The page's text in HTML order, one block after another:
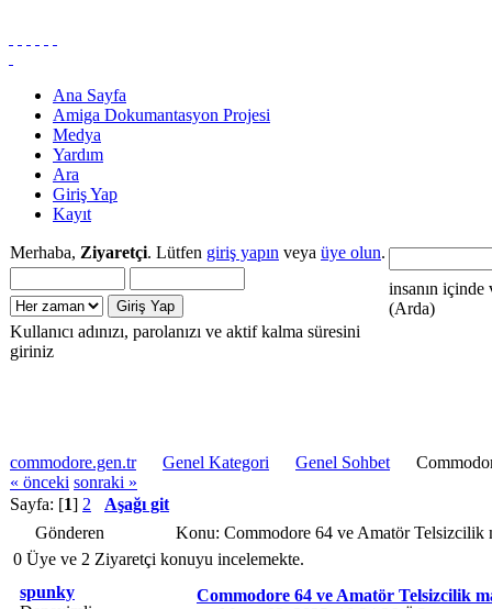
Ana Sayfa
Amiga Dokumantasyon Projesi
Medya
Yardım
Ara
Giriş Yap
Kayıt
Merhaba, Ziyaretçi. Lütfen giriş yapın veya üye olun.
Kullanıcı adınızı, parolanızı ve aktif kalma süresini
giriniz
insanın içinde
(Arda)
commodore.gen.tr Genel Kategori Genel Sohbet
« önceki sonraki »
Sayfa: [1] 2
Aşağı git
Gönderen
Konu: Commodore 64 ve Amatör Telsizcilik
0 Üye ve 2 Ziyaretçi konuyu incelemekte.
spunky
Commodore 64 ve Amatör Telsizcilik